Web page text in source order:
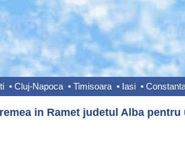
• Cluj-Napoca • Timisoara • Iasi •
in Ramet judetul Alba pentru